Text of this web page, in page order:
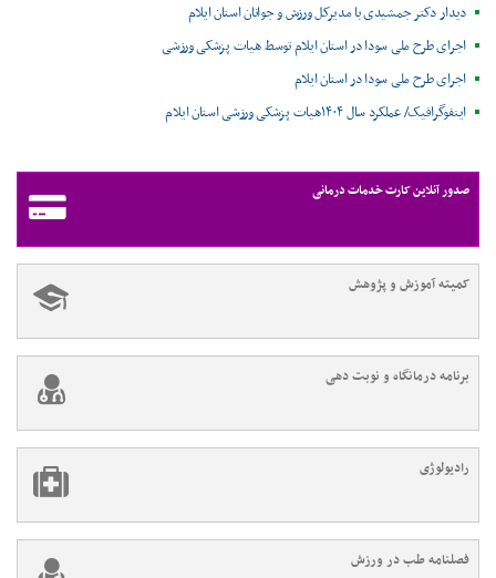
دیدار دکتر جمشیدی با مدیرکل ورزش و جوانان استان ایلام
اجرای طرح ملی سودا در استان ایلام توسط هیات پزشکی ورزشی
اجرای طرح ملی سودا در استان ایلام
اینفوگرافیک/ عملکرد سال ۱۴۰۴هیات پزشکی ورزشی استان ایلام
صدور آنلاین کارت خدمات درمانی
کمیته آموزش و پژوهش
برنامه درمانگاه و نوبت دهی
رادیولوژی
فصلنامه طب در ورزش